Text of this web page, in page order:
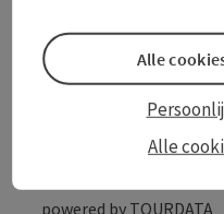
PDF aanmaken
Bijdrage printen
powered by TOURDATA
Alle
Alle